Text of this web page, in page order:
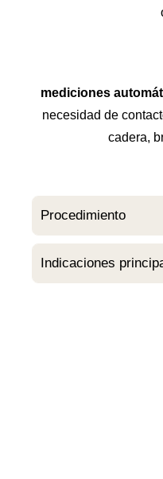
mediciones
necesidad de
cadera,
Procedimiento
Indicaciones